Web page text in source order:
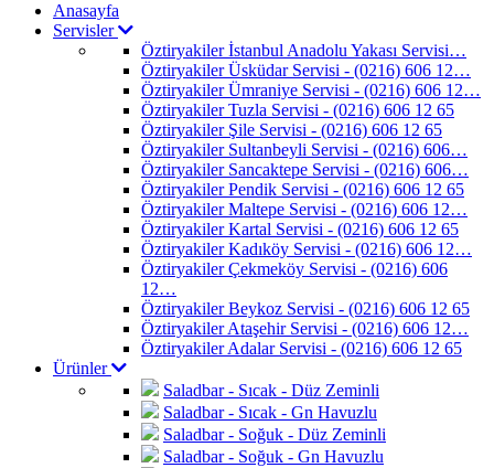
Anasayfa
Servisler
Öztiryakiler İstanbul Anadolu Yakası Servisi…
Öztiryakiler Üsküdar Servisi - (0216) 606 12…
Öztiryakiler Ümraniye Servisi - (0216) 606 12…
Öztiryakiler Tuzla Servisi - (0216) 606 12 65
Öztiryakiler Şile Servisi - (0216) 606 12 65
Öztiryakiler Sultanbeyli Servisi - (0216) 606…
Öztiryakiler Sancaktepe Servisi - (0216) 606…
Öztiryakiler Pendik Servisi - (0216) 606 12 65
Öztiryakiler Maltepe Servisi - (0216) 606 12…
Öztiryakiler Kartal Servisi - (0216) 606 12 65
Öztiryakiler Kadıköy Servisi - (0216) 606 12…
Öztiryakiler Çekmeköy Servisi - (0216) 606
12…
Öztiryakiler Beykoz Servisi - (0216) 606 12 65
Öztiryakiler Ataşehir Servisi - (0216) 606 12…
Öztiryakiler Adalar Servisi - (0216) 606 12 65
Ürünler
Saladbar - Sıcak - Düz Zeminli
Saladbar - Sıcak - Gn Havuzlu
Saladbar - Soğuk - Düz Zeminli
Saladbar - Soğuk - Gn Havuzlu